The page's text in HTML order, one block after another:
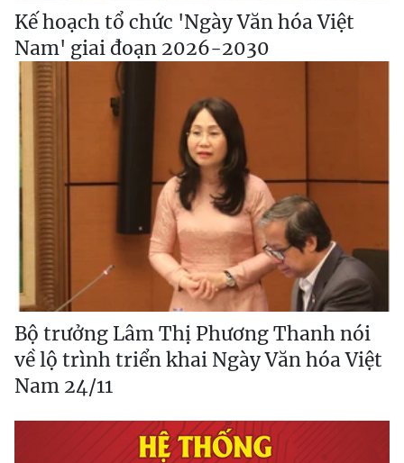
Kế hoạch tổ chức 'Ngày Văn hóa Việt
Nam' giai đoạn 2026-2030
Bộ trưởng Lâm Thị Phương Thanh nói
về lộ trình triển khai Ngày Văn hóa Việt
Nam 24/11